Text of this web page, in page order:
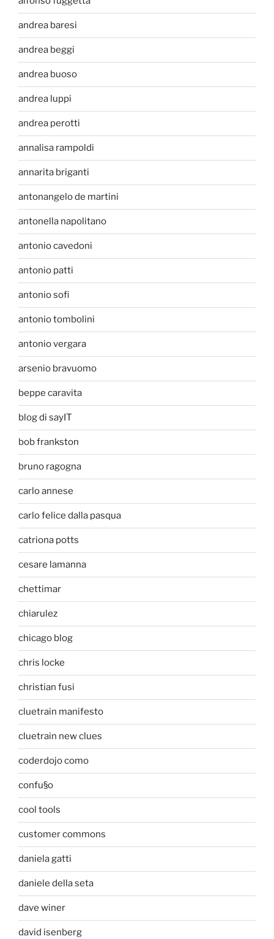
andrea baresi
andrea beggi
andrea buoso
andrea luppi
andrea perotti
annalisa rampoldi
annarita briganti
antonangelo de martini
antonella napolitano
antonio cavedoni
antonio patti
antonio sofi
antonio tombolini
antonio vergara
arsenio bravuomo
beppe caravita
blog di sayIT
bob frankston
bruno ragogna
carlo annese
carlo felice dalla pasqua
catriona potts
cesare lamanna
chettimar
chiarulez
chicago blog
chris locke
christian fusi
cluetrain manifesto
cluetrain new clues
coderdojo como
confu§o
cool tools
customer commons
daniela gatti
daniele della seta
dave winer
david isenberg